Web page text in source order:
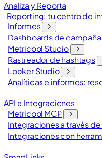
Analiza y Reporta
Reporting: tu centro de
Informes
Dashboards de
Metricool Studio
Rastreador de hashtags
Looker Studio
Analíticas e informes:
API e Integraciones
Metricool MCP
Integraciones a través
Integraciones con